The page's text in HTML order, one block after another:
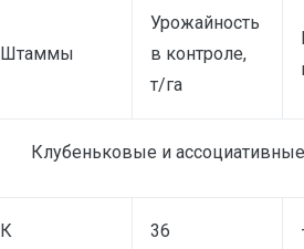
Штаммы
Урожайность
в контроле,
т/га
Клубеньковые и
К 36